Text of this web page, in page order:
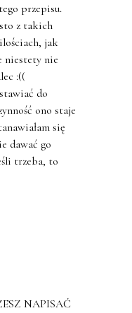
przepisu.
z takich
jak
niestety nie
:((
do
ono staje
się
dawać go
trzeba, to
NAPISAĆ